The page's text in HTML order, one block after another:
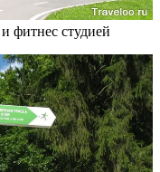
фитнес студией